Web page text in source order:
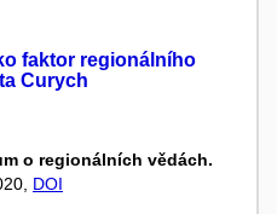
faktor regionálního
Curych
o regionálních vědách.
DOI